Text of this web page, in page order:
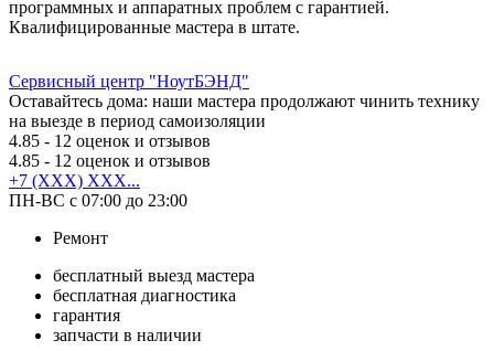
программных и аппаратных проблем с гарантией.
Квалифицированные мастера в штате.
Сервисный центр "НоутБЭНД"
Оставайтесь дома: наши мастера продолжают чинить технику
на выезде в период самоизоляции
4.85 - 12 оценок и отзывов
4.85 - 12 оценок и отзывов
+7 (XXX) XXX...
ПН-ВС с 07:00 до 23:00
Ремонт
бесплатный выезд мастера
бесплатная диагностика
гарантия
запчасти в наличии